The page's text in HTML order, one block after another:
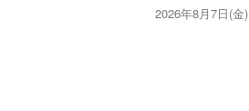
2026年8月7日(金